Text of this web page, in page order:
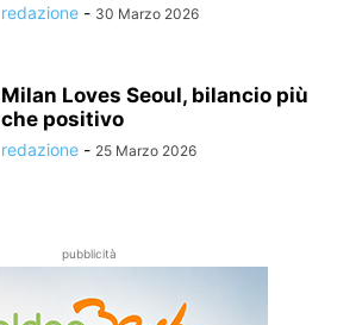
redazione - 30 Marzo 2026
Milan Loves Seoul, bilancio più
che positivo
redazione - 25 Marzo 2026
pubblicità